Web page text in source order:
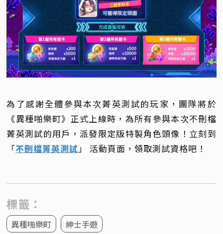
為了感謝全體參與本次菁英測試的玩家，團隊將於
《異種啪樂町》正式上線時，為所有參與本次不刪檔
菁英測試的用戶，派發限定版特製角色頭像！立刻到
「不刪檔菁英測試」 活動頁面，領取測試資格吧！
標籤：
異種啪樂町 紳士手遊